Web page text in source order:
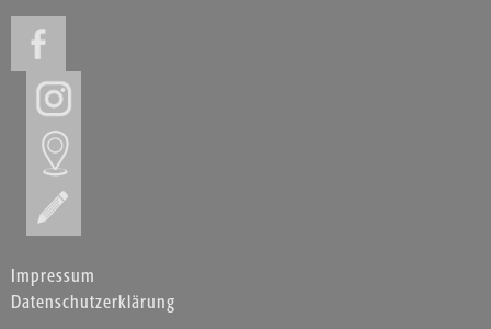
Impressum
Datenschutzerklärung